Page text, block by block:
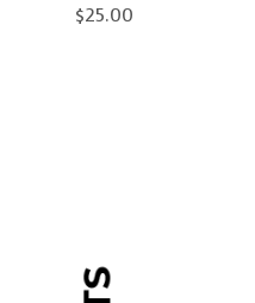
$25.00